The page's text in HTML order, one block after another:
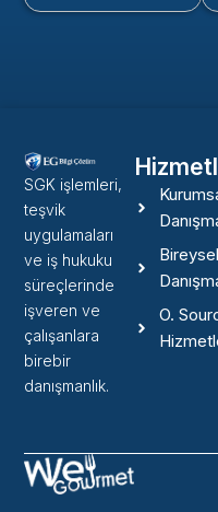
SGK işlemleri,
teşvik
uygulamaları
ve iş hukuku
süreçlerinde
işveren ve
çalışanlara
birebir
danışmanlık.
Bireysel
O.